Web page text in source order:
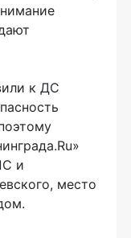
к ДС
и
место